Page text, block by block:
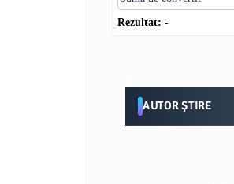
Rezultat: -
AUTOR ȘTIRE